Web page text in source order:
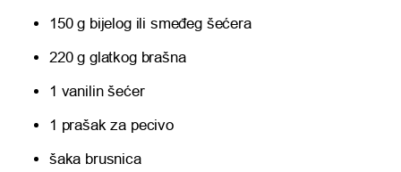
150 g bijelog ili smeđeg šećera
220 g glatkog brašna
1 vanilin šećer
1 prašak za pecivo
šaka brusnica